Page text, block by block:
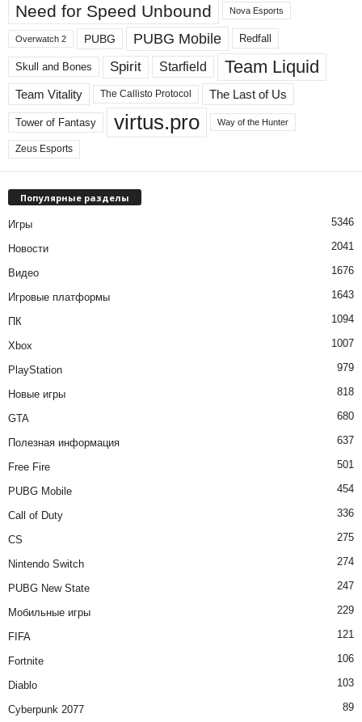
Need for Speed ​​Unbound Nova Esports
Overwatch 2 PUBG PUBG Mobile Redfall
Skull and Bones Spirit Starfield Team Liquid
Team Vitality The Callisto Protocol The Last of Us
Tower of Fantasy virtus.pro Way of the Hunter
Zeus Esports
Популярные разделы
Игры 5346
Новости 2041
Видео 1676
Игровые платформы 1643
ПК 1094
Xbox 1007
PlayStation 979
Новые игры 818
GTA 680
Полезная информация 637
Free Fire 501
PUBG Mobile 454
Call of Duty 336
CS 275
Nintendo Switch 274
PUBG New State 247
Мобильные игры 229
FIFA 121
Fortnite 106
Diablo 103
Cyberpunk 2077 89